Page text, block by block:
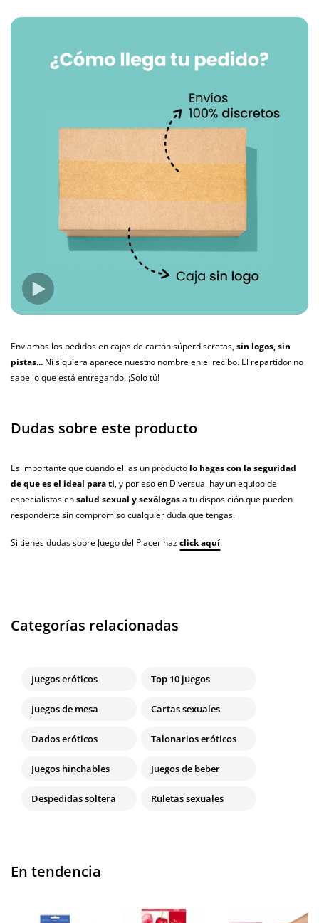
Enviamos los pedidos en cajas de cartón súperdiscretas,sin logos, sin
pistas... Ni siquiera aparece nuestro nombre en el recibo. El repartidor no
sabe lo que está entregando. ¡Solo tú!
Dudas sobre este producto
Es importante que cuando elijas un producto lo hagas con la seguridad
de que es el ideal para ti, y por eso en Diversual hay un equipo de
especialistas ensalud sexual y sexólogasa tu disposición que pueden
responderte sin compromiso cualquier duda que tengas.
Si tienes dudas sobre Juego del Placer hazclick aquí.
Categorías relacionadas
Juegos eróticos Top 10 juegos
Juegos de mesa Cartas sexuales
Dados eróticos Talonarios eróticos
Juegos hinchables Juegos de beber
Despedidas soltera Ruletas sexuales
En tendencia